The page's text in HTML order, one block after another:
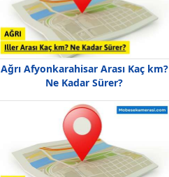
Ağrı Afyonkarahisar Arası Kaç km?
Ne Kadar Sürer?